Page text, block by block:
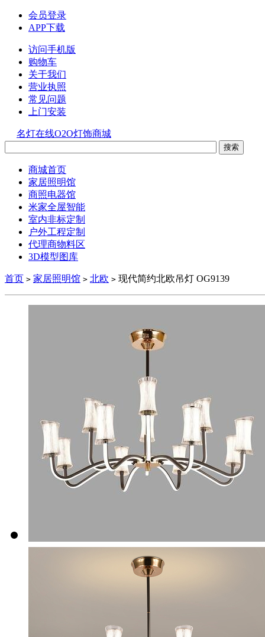
会员登录
APP下载
访问手机版
购物车
关于我们
营业执照
常见问题
上门安装
名灯在线O2O灯饰商城
商城首页
家居照明馆
商照电器馆
米家全屋智能
室内非标定制
户外工程定制
代理商物料区
3D模型图库
首页 > 家居照明馆 > 北欧 > 现代简约北欧吊灯 OG9139